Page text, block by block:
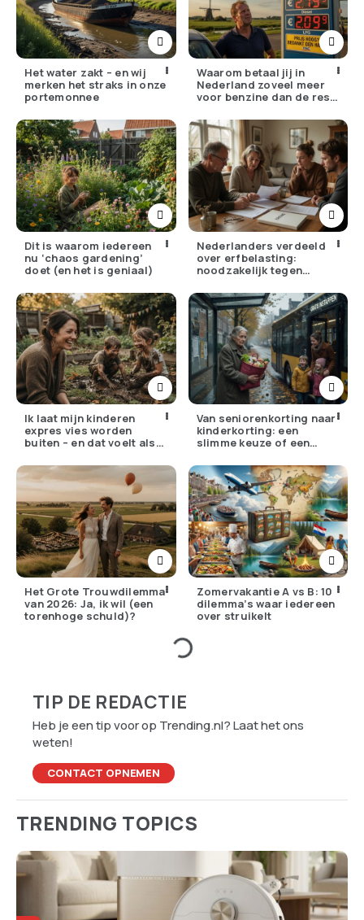
Het water zakt – en wij
merken het straks in onze
portemonnee
Waarom betaal jij in
Nederland zoveel meer
voor benzine dan de rest
Dit is waarom iedereen
nu ‘chaos gardening’
doet (en het is geniaal)
Nederlanders verdeeld
over erfbelasting:
noodzakelijk tegen
Ik laat mijn kinderen
expres vies worden
buiten – en dat voelt als
Van seniorenkorting naar
kinderkorting: een
slimme keuze of een
Het Grote Trouwdilemma
van 2026: Ja, ik wil (een
torenhoge schuld)?
Zomervakantie A vs B: 10
dilemma’s waar iedereen
over struikelt
TIP DE REDACTIE
Heb je een tip voor op Trending.nl? Laat het ons
weten!
CONTACT OPNEMEN
TRENDING TOPICS